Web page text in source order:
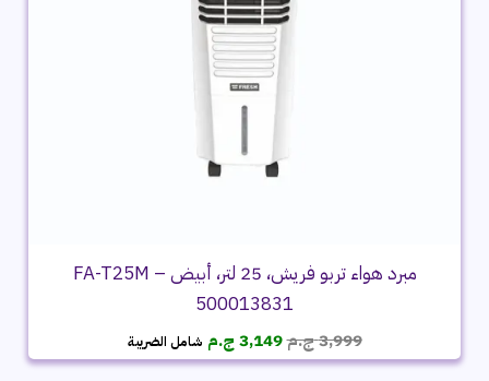
مبرد هواء تربو فريش، 25 لتر، أبيض – FA-T25M
500013831
3,999ج.مالسعر
الأصلي
3,149 ج.م السعر
الحالي
شامل الضريبة